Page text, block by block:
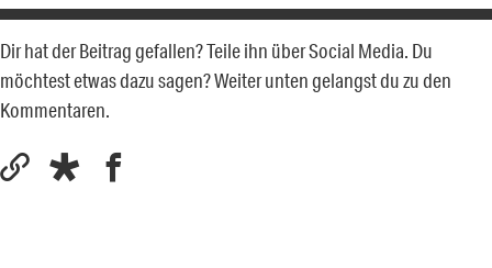
Dir hat der Beitrag gefallen? Teile ihn über Social Media. Du
möchtest etwas dazu sagen? Weiter unten gelangst du zu den
Kommentaren.